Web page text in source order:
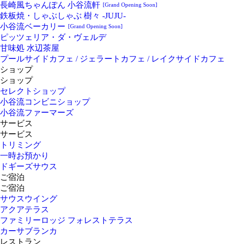
長崎風ちゃんぽん 小谷流軒 [Grand Opening Soon]
鉄板焼・しゃぶしゃぶ 樹々 -JUJU-
小谷流ベーカリー [Grand Opening Soon]
ピッツェリア・ダ・ヴェルデ
甘味処 水辺茶屋
プールサイドカフェ / ジェラートカフェ / レイクサイドカフェ
ショップ
ショップ
セレクトショップ
小谷流コンビニショップ
小谷流ファーマーズ
サービス
サービス
トリミング
一時お預かり
ドギーズサウス
ご宿泊
ご宿泊
サウスウイング
アクアテラス
ファミリーロッジ フォレストテラス
カーサブランカ
レストラン